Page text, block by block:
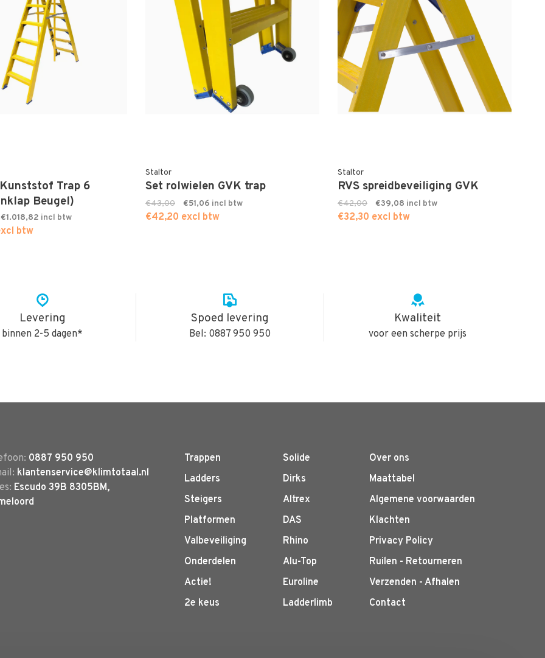
Trap 6
Beugel)
€1.018,82
btw
Staltor
Set rolwielen GVK trap
€43,00 €51,06
€42,20 excl btw
Staltor
RVS spreidbeveiliging GVK
€42,00 €39,08
€32,30 excl btw
Levering
binnen 2-5 dagen*
Spoed levering
Bel: 0887 950 950
Kwaliteit
voor een scherpe prijs
0887 950 950
klantenservice@klimtotaal.nl
Escudo 39B 8305BM,
Trappen
Ladders
Steigers
Platformen
Valbeveiliging
Onderdelen
Actie!
2e keus
Solide
Dirks
Altrex
DAS
Rhino
Alu-Top
Euroline
Ladderlimb
Over ons
Maattabel
Algemene voorwaarden
Klachten
Privacy Policy
Ruilen - Retourneren
Verzenden - Afhalen
Contact